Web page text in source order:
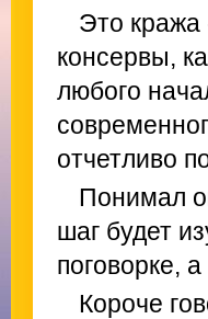
Это кража
консервы,
любого
отчетливо
Понимал
шаг будет
поговорке,
Короче